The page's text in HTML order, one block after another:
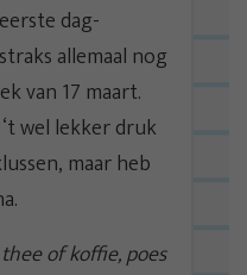
dag-
allemaal nog
van 17 maart.
wel lekker druk
maar heb
of koffie, poes